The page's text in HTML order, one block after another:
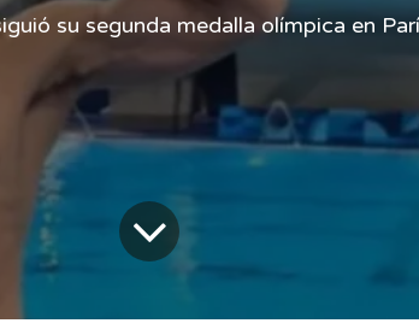
su segunda medalla olímpica en